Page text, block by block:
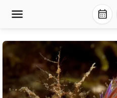
calendar_month